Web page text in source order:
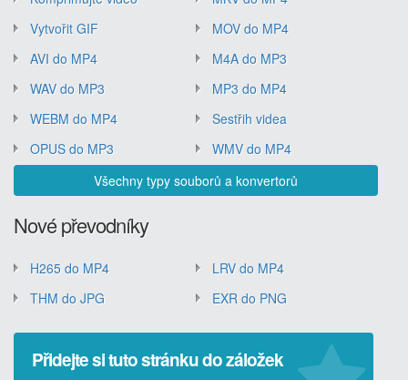
Vytvořit GIF
MOV do MP4
AVI do MP4
M4A do MP3
WAV do MP3
MP3 do MP4
WEBM do MP4
Sestřih videa
OPUS do MP3
WMV do MP4
Všechny typy souborů a konvertorů
Nové převodníky
H265 do MP4
LRV do MP4
THM do JPG
EXR do PNG
Přidejte si tuto stránku do záložek